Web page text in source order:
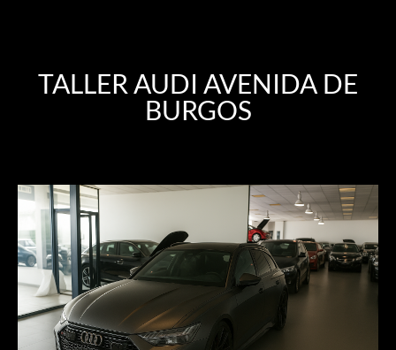
TALLER AUDI AVENIDA DE
BURGOS